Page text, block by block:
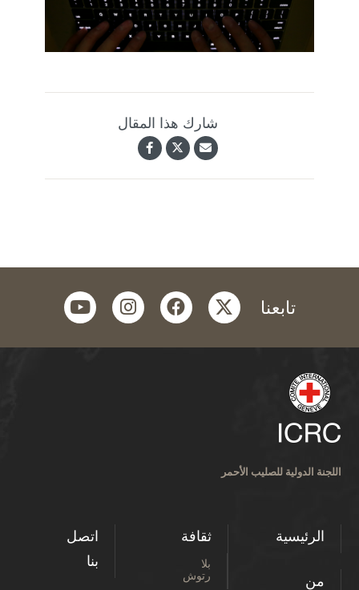
شارك هذا المقال
تابعنا twitter
facebook
instagram
youtube
اللجنة الدولية للصليب الأحمر
الرئيسية
من
ثقافة
بلا
رتوش
اتصل
بنا